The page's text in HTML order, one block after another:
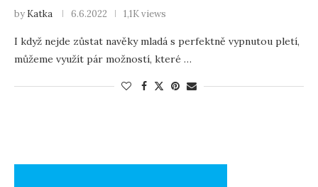
by Katka 6.6.2022 1,1K views
I když nejde zůstat navěky mladá s perfektně vypnutou pletí,
můžeme využít pár možností, které …